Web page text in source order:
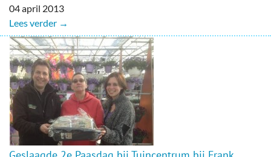
Bedrijven
Prikbord & Aanbiedingen
Plaats bericht
04 april 2013
Lees verder →